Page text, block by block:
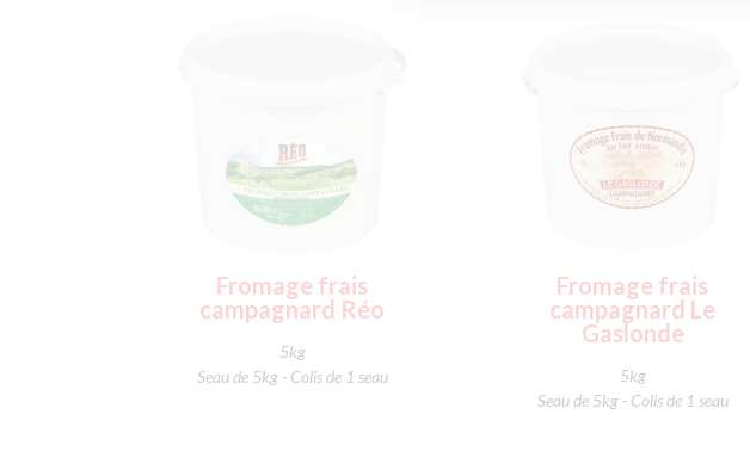
Fromage frais
campagnard Réo
5kg
Seau de 5kg - Colis de 1 seau
Fromage frais
campagnard Le
Gaslonde
5kg
Seau de 5kg - Colis de 1 seau